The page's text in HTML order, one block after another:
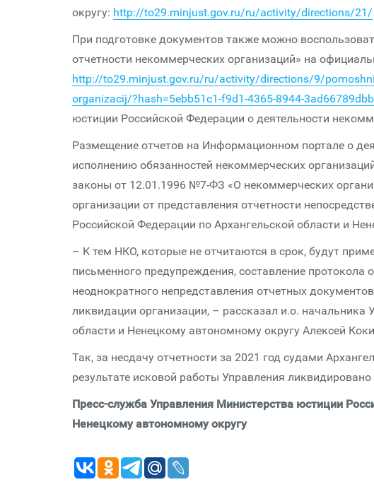
округу: http://to29.minjust.gov.ru/ru/activity/directions/21/
При подготовке документов также можно
отчетности некоммерческих организаций» на
http://to29.minjust.gov.ru/ru/activity/directions/9/
organizacij/?hash=5ebb51c1-f9d1-4365-8944-
юстиции Российской Федерации о деятельности
Размещение отчетов на Информационном портале о
исполнению обязанностей некоммерческих
законы от 12.01.1996 №7-ФЗ «О некоммерческих
организации от представления отчетности
Российской Федерации по Архангельской области и
– К тем НКО, которые не отчитаются в срок, будут
письменного предупреждения, составление
неоднократного непредставления отчетных
ликвидации организации, – рассказал и.о.
области и Ненецкому автономному округу Алексей
Так, за несдачу отчетности за 2021 год судами
результате исковой работы Управления
Пресс-служба Управления Министерства юстиции
Ненецкому автономному округу